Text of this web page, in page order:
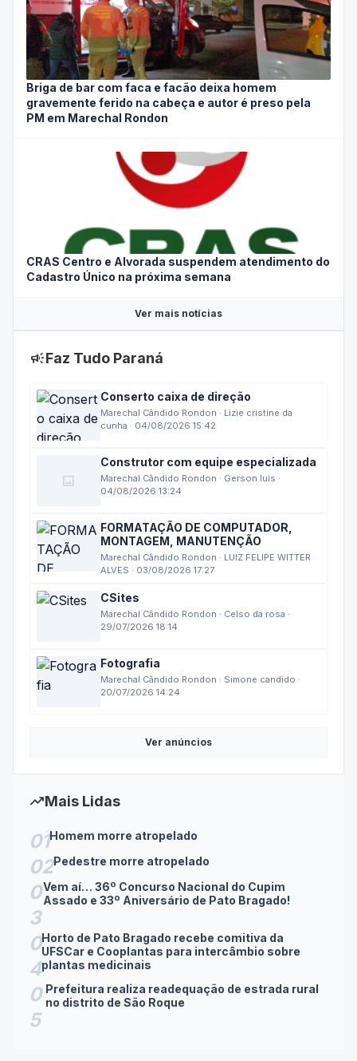
Briga de bar com faca e facão deixa homem
gravemente ferido na cabeça e autor é preso pela
PM em Marechal Rondon
CRAS Centro e Alvorada suspendem atendimento do
Cadastro Único na próxima semana
Ver mais notícias
campaignFaz Tudo Paraná
Conserto caixa de direção
Marechal Cândido Rondon · Lizie cristine da
cunha · 04/08/2026 15:42
image
Construtor com equipe especializada
Marechal Cândido Rondon · Gerson luis ·
04/08/2026 13:24
FORMATAÇÃO DE COMPUTADOR,
MONTAGEM, MANUTENÇÃO
Marechal Cândido Rondon · LUIZ FELIPE WITTER
ALVES · 03/08/2026 17:27
CSites
Marechal Cândido Rondon · Celso da rosa ·
29/07/2026 18:14
Fotografia
Marechal Cândido Rondon · Simone candido ·
20/07/2026 14:24
Ver anúncios
trending_upMais Lidas
01Homem morre atropelado
02Pedestre morre atropelado
0
3
Vem aí… 36º Concurso Nacional do Cupim
Assado e 33º Aniversário de Pato Bragado!
0
4
Horto de Pato Bragado recebe comitiva da
UFSCar e Cooplantas para intercâmbio sobre
plantas medicinais
0
5
Prefeitura realiza readequação de estrada rural
no distrito de São Roque